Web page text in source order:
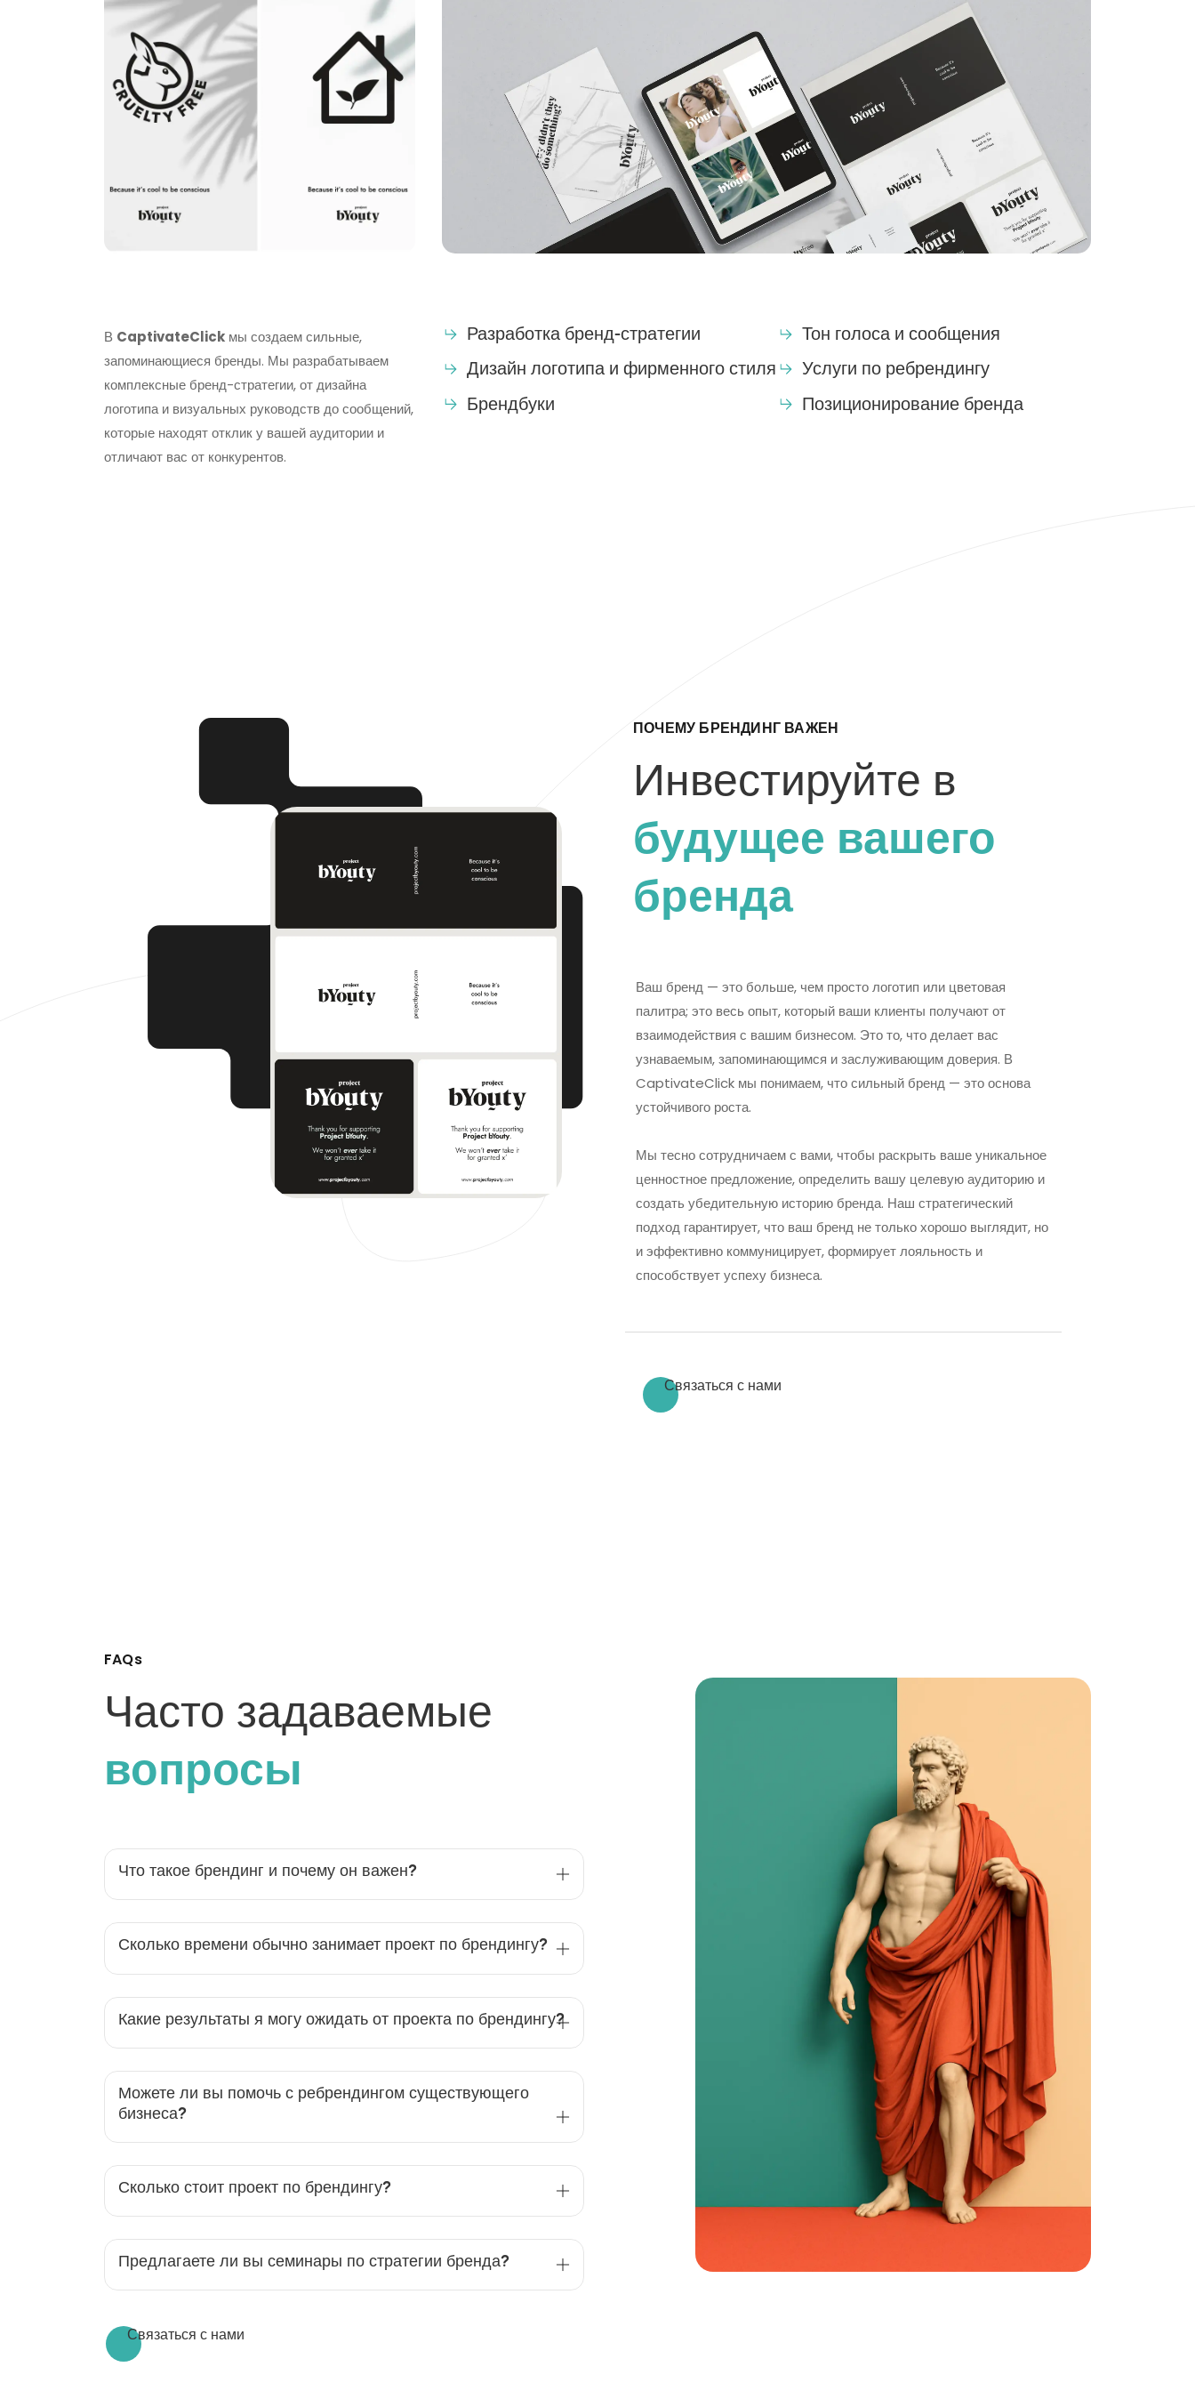
В CaptivateClick мы создаем сильные,
запоминающиеся бренды. Мы разрабатываем
комплексные бренд-стратегии, от дизайна
логотипа и визуальных руководств до сообщений,
которые находят отклик у вашей аудитории и
отличают вас от конкурентов.
Разработка бренд-стратегии
Дизайн логотипа и фирменного стиля
Брендбуки
Тон голоса и сообщения
Услуги по ребрендингу
Позиционирование бренда
ПОЧЕМУ БРЕНДИНГ ВАЖЕН
Инвестируйте в
будущее вашего
бренда
Ваш бренд — это больше, чем просто логотип или цветовая
палитра; это весь опыт, который ваши клиенты получают от
взаимодействия с вашим бизнесом. Это то, что делает вас
узнаваемым, запоминающимся и заслуживающим доверия. В
CaptivateClick мы понимаем, что сильный бренд — это основа
устойчивого роста.
Мы тесно сотрудничаем с вами, чтобы раскрыть ваше уникальное
ценностное предложение, определить вашу целевую аудиторию и
создать убедительную историю бренда. Наш стратегический
подход гарантирует, что ваш бренд не только хорошо выглядит, но
и эффективно коммуницирует, формирует лояльность и
способствует успеху бизнеса.
Связаться с нами
FAQs
Часто задаваемые
вопросы
Что такое брендинг и почему он важен?
Сколько времени обычно занимает проект по брендингу?
Какие результаты я могу ожидать от проекта по брендингу?
Можете ли вы помочь с ребрендингом существующего
бизнеса?
Сколько стоит проект по брендингу?
Предлагаете ли вы семинары по стратегии бренда?
Связаться с нами